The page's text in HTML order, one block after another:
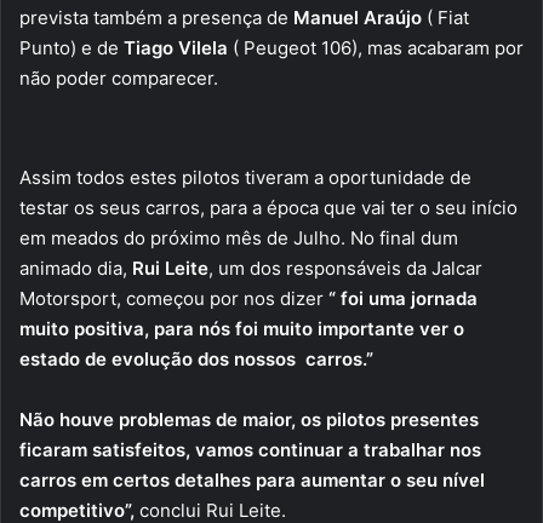
prevista também a presença de Manuel Araújo ( Fiat
Punto) e de Tiago Vilela ( Peugeot 106), mas acabaram por
não poder comparecer.
Assim todos estes pilotos tiveram a oportunidade de
testar os seus carros, para a época que vai ter o seu início
em meados do próximo mês de Julho. No final dum
animado dia, Rui Leite, um dos responsáveis da Jalcar
Motorsport, começou por nos dizer “ foi uma jornada
muito positiva, para nós foi muito importante ver o
estado de evolução dos nossos carros.”
Não houve problemas de maior, os pilotos presentes
ficaram satisfeitos, vamos continuar a trabalhar nos
carros em certos detalhes para aumentar o seu nível
competitivo”, conclui Rui Leite.